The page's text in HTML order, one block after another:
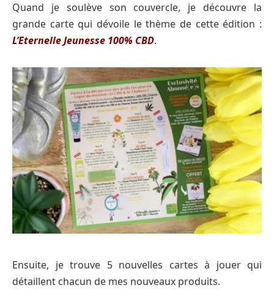
Quand je soulève son couvercle, je découvre la
grande carte qui dévoile le thème de cette édition :
L’Eternelle Jeunesse 100% CBD.
Ensuite, je trouve 5 nouvelles cartes à jouer qui
détaillent chacun de mes nouveaux produits.